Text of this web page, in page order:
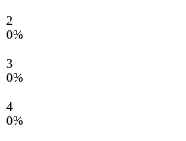
2
0%
3
0%
4
0%